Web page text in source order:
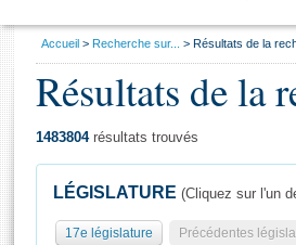
Général
Vous
Accueil Recherche sur... Résultats de la
Résultats de la
1483804résultats trouvés
LÉGISLATURE (Cliquez sur l'un
17e législature Précédentes